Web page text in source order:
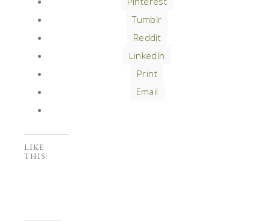
Tumblr
Reddit
LinkedIn
Print
Email
LIKE
THIS: